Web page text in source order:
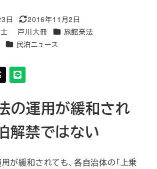
日
更新日
2016年11月2日
士 戸川大冊 カテゴリー
旅館業法
カテゴリー
民泊ニュース
の運用が緩和され
解禁ではない
が緩和されても、各自治体の「上乗